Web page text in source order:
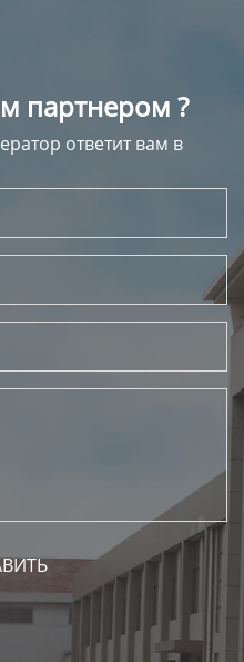
партнером ?
ответит вам в